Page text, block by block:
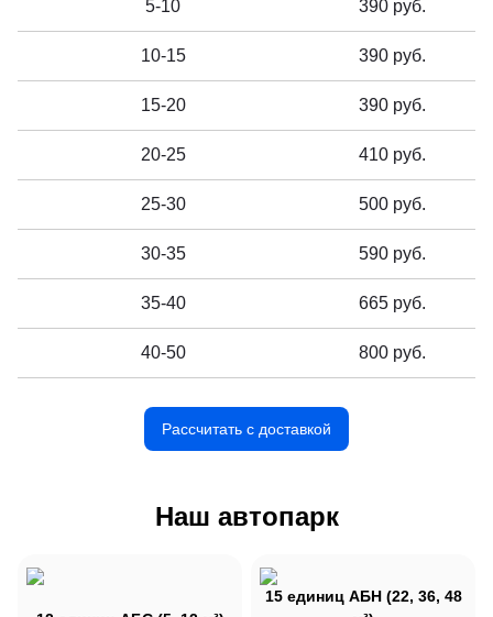
5-10 390 руб.
10-15 390 руб.
15-20 390 руб.
20-25 410 руб.
25-30 500 руб.
30-35 590 руб.
35-40 665 руб.
40-50 800 руб.
Рассчитать с доставкой
Наш автопарк
15 единиц АБН (22, 36, 48